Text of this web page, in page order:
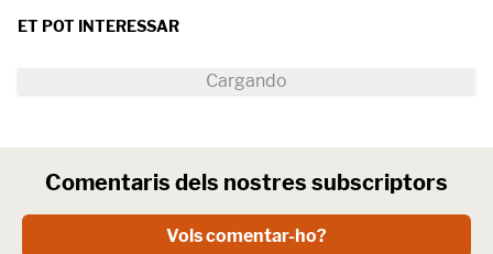
ET POT INTERESSAR
Comentaris dels nostres subscriptors
Vols comentar-ho?